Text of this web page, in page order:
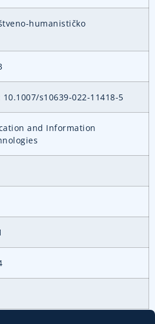
humanističko
10.1007/s10639-022-11418-5
and Information